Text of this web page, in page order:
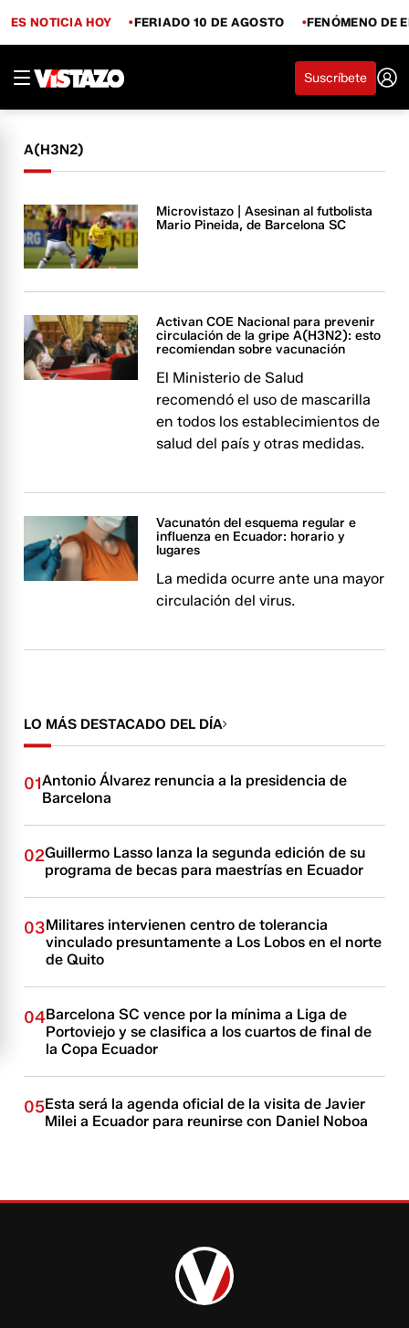
ES NOTICIA HOY FERIADO 10 DE AGOSTO FENÓMENO DE
Suscríbete
A(H3N2)
Microvistazo | Asesinan al futbolista
Mario Pineida, de Barcelona SC
Activan COE Nacional para prevenir
circulación de la gripe A(H3N2): esto
recomiendan sobre vacunación
El Ministerio de Salud
recomendó el uso de mascarilla
en todos los establecimientos de
salud del país y otras medidas.
Vacunatón del esquema regular e
influenza en Ecuador: horario y
lugares
La medida ocurre ante una mayor
circulación del virus.
LO MÁS DESTACADO DEL DÍA
01Antonio Álvarez renuncia a la presidencia de
Barcelona
02Guillermo Lasso lanza la segunda edición de su
programa de becas para maestrías en Ecuador
03Militares intervienen centro de tolerancia
vinculado presuntamente a Los Lobos en el norte
de Quito
04Barcelona SC vence por la mínima a Liga de
Portoviejo y se clasifica a los cuartos de final de
la Copa Ecuador
05Esta será la agenda oficial de la visita de Javier
Milei a Ecuador para reunirse con Daniel Noboa